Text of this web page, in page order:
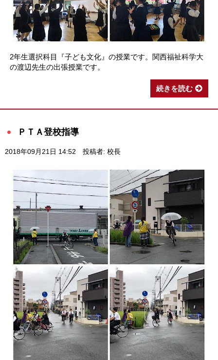
2年生選択科目『子ども文化』の授業です。関西福祉科学大
の渡辺先生の出張授業です。
続きを読む
ＰＴＡ登校指導
2018年09月21日 14:52 投稿者: 校長